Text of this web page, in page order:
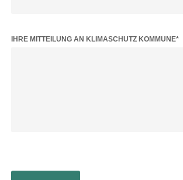
BITTE LASSE DIESES FELD LEER.
IHRE MITTEILUNG AN KLIMASCHUTZ KOMMUNE*